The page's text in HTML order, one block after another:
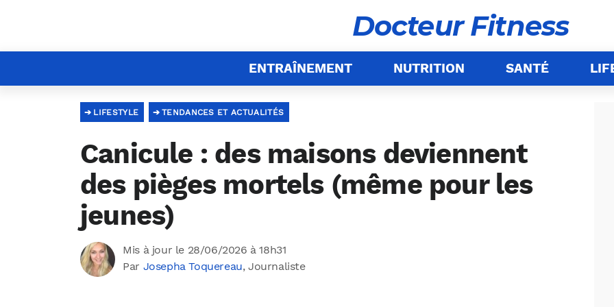
Docteur Fitness
ENTRAÎNEMENT NUTRITION SANTÉ
TENDANCES ET ACTUALITÉS
LIFESTYLE
Canicule : des maisons deviennent
des pièges mortels (même pour les
jeunes)
Mis à jour le 28/06/2026 à 18h31
Par Josepha Toquereau, Journaliste